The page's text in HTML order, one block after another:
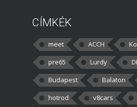
CÍMKÉK
meet ACCH
pre65
Lurdy
Budapest
Balaton
hotrod
v8cars